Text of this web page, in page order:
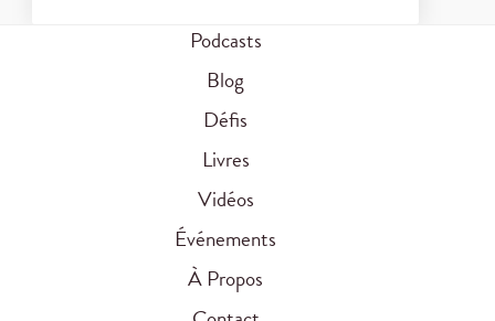
Podcasts
Blog
Défis
Livres
Vidéos
Événements
À Propos